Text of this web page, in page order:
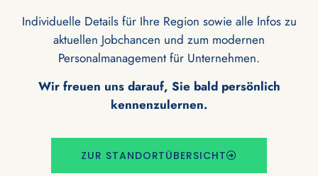
Individuelle Details für Ihre Region sowie alle Infos zu
aktuellen Jobchancen und zum modernen
Personalmanagement für Unternehmen.
Wir freuen uns darauf, Sie bald persönlich
kennenzulernen.
ZUR STANDORTÜBERSICHT